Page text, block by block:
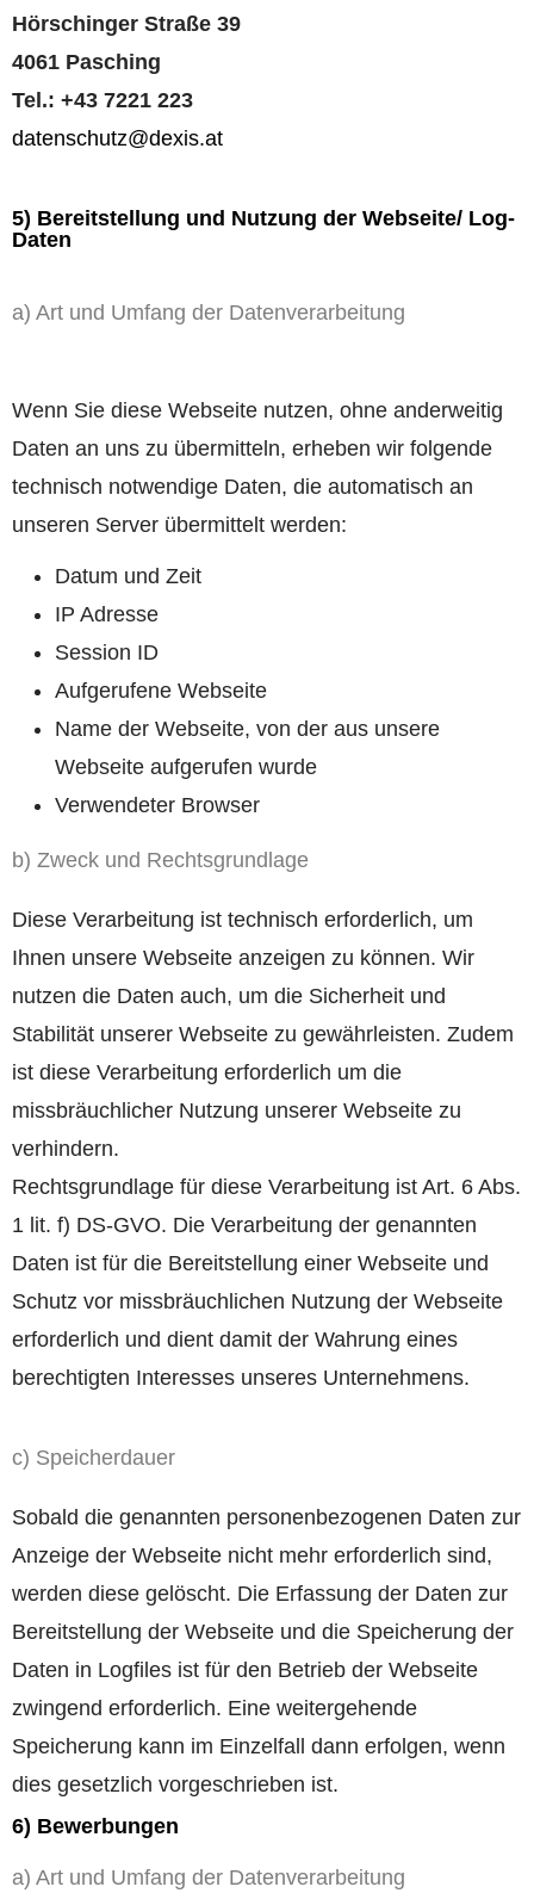
Hörschinger Straße 39
4061 Pasching
Tel.: +43 7221 223
datenschutz@dexis.at
5) Bereitstellung und Nutzung der Webseite/ Log-
Daten
a) Art und Umfang der Datenverarbeitung
Wenn Sie diese Webseite nutzen, ohne anderweitig
Daten an uns zu übermitteln, erheben wir folgende
technisch notwendige Daten, die automatisch an
unseren Server übermittelt werden:
Datum und Zeit
IP Adresse
Session ID
Aufgerufene Webseite
Name der Webseite, von der aus unsere
Webseite aufgerufen wurde
Verwendeter Browser
b) Zweck und Rechtsgrundlage
Diese Verarbeitung ist technisch erforderlich, um
Ihnen unsere Webseite anzeigen zu können. Wir
nutzen die Daten auch, um die Sicherheit und
Stabilität unserer Webseite zu gewährleisten. Zudem
ist diese Verarbeitung erforderlich um die
missbräuchlicher Nutzung unserer Webseite zu
verhindern.
Rechtsgrundlage für diese Verarbeitung ist Art. 6 Abs.
1 lit. f) DS-GVO. Die Verarbeitung der genannten
Daten ist für die Bereitstellung einer Webseite und
Schutz vor missbräuchlichen Nutzung der Webseite
erforderlich und dient damit der Wahrung eines
berechtigten Interesses unseres Unternehmens.
c) Speicherdauer
Sobald die genannten personenbezogenen Daten zur
Anzeige der Webseite nicht mehr erforderlich sind,
werden diese gelöscht. Die Erfassung der Daten zur
Bereitstellung der Webseite und die Speicherung der
Daten in Logfiles ist für den Betrieb der Webseite
zwingend erforderlich. Eine weitergehende
Speicherung kann im Einzelfall dann erfolgen, wenn
dies gesetzlich vorgeschrieben ist.
6) Bewerbungen
a) Art und Umfang der Datenverarbeitung